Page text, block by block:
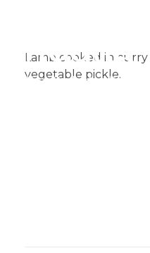
Lamb cooked in
vegetable pickle.​